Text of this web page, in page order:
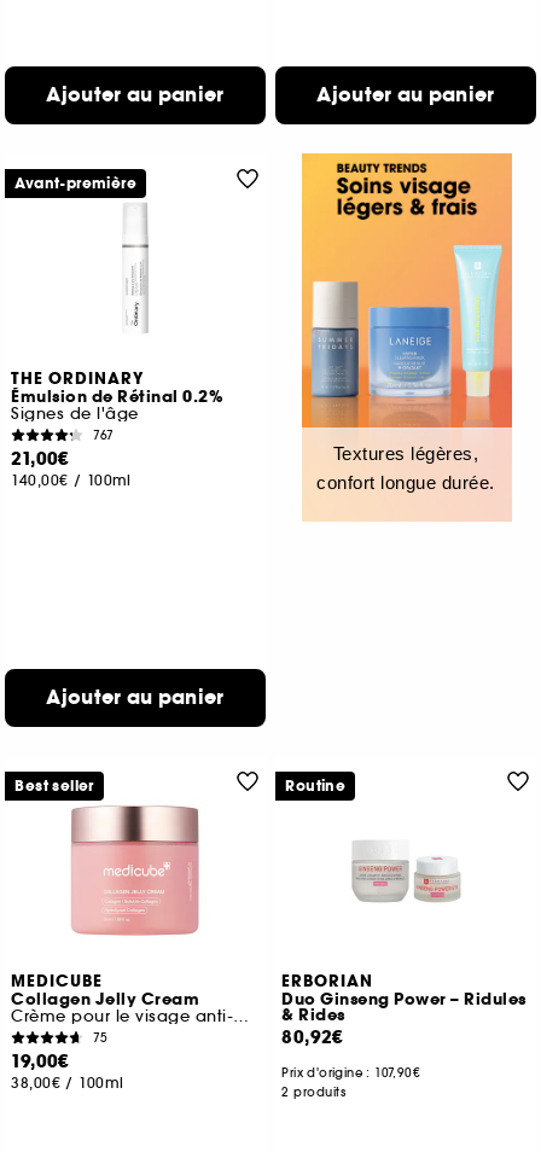
Ajouter au panier Ajouter au panier
THE ORDINARY
Émulsion de Rétinal 0.2%
Signes de l'âge
767
21,00€
140,00€ / 100ml
Ajouter au panier
Avant-première
Textures légères,
confort longue durée.
MEDICUBE
Collagen Jelly Cream
Crème pour le visage anti-âges
75
19,00€
38,00€ / 100ml
Best seller
ERBORIAN
Duo Ginseng Power – Ridules
& Rides
80,92€
Prix d'origine : 107,90€
2 produits
Routine